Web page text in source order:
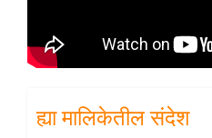
ह्या मालिकेतील संदेश